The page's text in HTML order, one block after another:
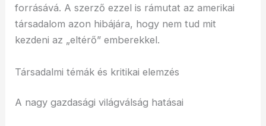
forrásává. A szerző ezzel is rámutat az amerikai
társadalom azon hibájára, hogy nem tud mit
kezdeni az „eltérő” emberekkel.
Társadalmi témák és kritikai elemzés
A nagy gazdasági világválság hatásai